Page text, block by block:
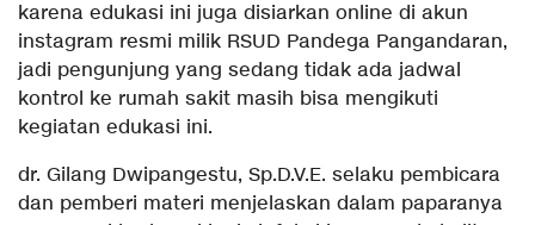
karena edukasi ini juga disiarkan online di akun
instagram resmi milik RSUD Pandega Pangandaran,
jadi pengunjung yang sedang tidak ada jadwal
kontrol ke rumah sakit masih bisa mengikuti
kegiatan edukasi ini.
dr. Gilang Dwipangestu, Sp.D.V.E. selaku pembicara
dan pemberi materi menjelaskan dalam paparanya